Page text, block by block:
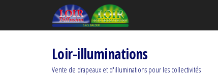
Loir-illuminations
Vente de drapeaux et d'illuminations pour les collectivités